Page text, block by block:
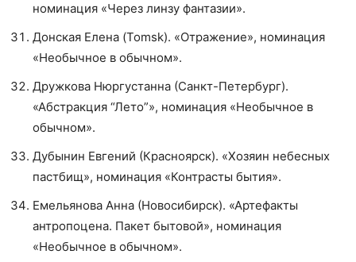
номинация «Через линзу фантазии».
Донская Елена (Tomsk). «Отражение», номинация
«Необычное в обычном».
Дружкова Нюргустанна (Санкт-Петербург).
«Абстракция “Лето”», номинация «Необычное в
обычном».
Дубынин Евгений (Красноярск). «Хозяин небесных
пастбищ», номинация «Контрасты бытия».
Емельянова Анна (Новосибирск). «Артефакты
антропоцена. Пакет бытовой», номинация
«Необычное в обычном».